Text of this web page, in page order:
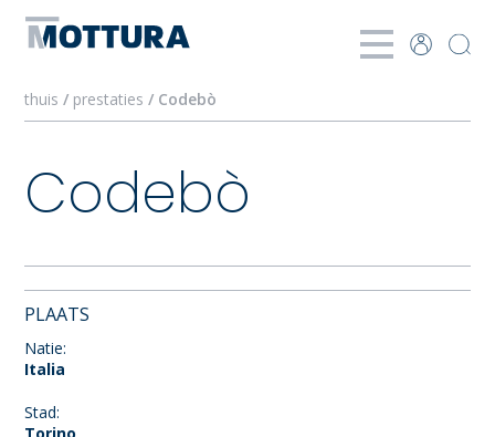
thuis / prestaties / Codebò
Codebò
PLAATS
Natie:
Italia
Stad: